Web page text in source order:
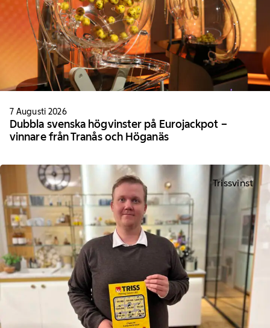
7 Augusti 2026
Dubbla svenska högvinster på Eurojackpot –
vinnare från Tranås och Höganäs
Trissvinst